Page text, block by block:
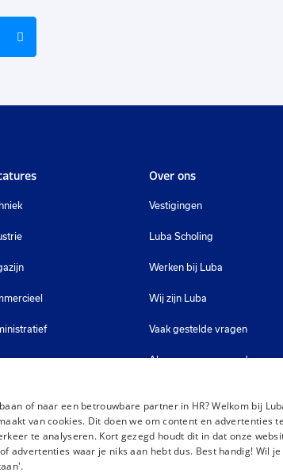
Over ons
Vestigingen
Luba Scholing
Werken bij Luba
Wij zijn Luba
Vaak gestelde vragen
Algemene voorwaarden
of naar een betrouwbare partner in HR? Welkom bij
van cookies. Dit doen we om content en advertenties
te analyseren. Kort gezegd houdt dit in dat onze
advertenties waar je niks aan hebt dus. Best handig! Wil